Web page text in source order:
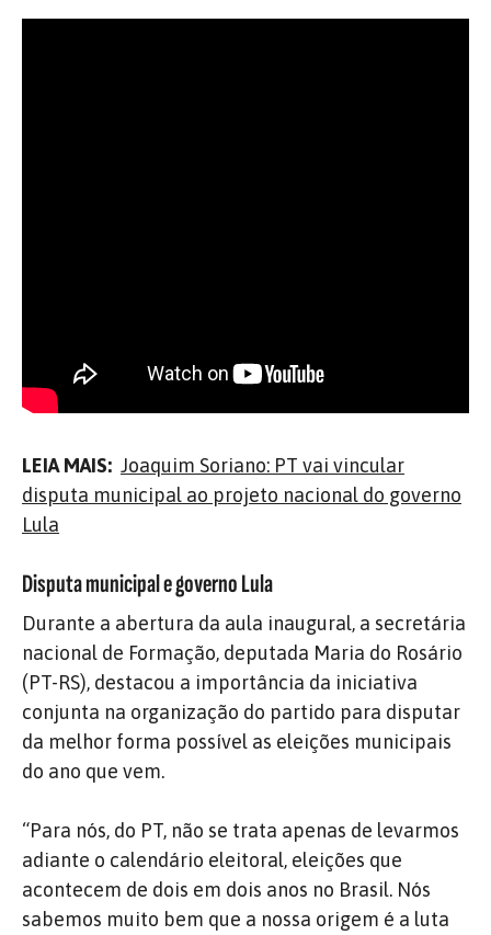
LEIA MAIS: Joaquim Soriano: PT vai vincular
disputa municipal ao projeto nacional do governo
Lula
Disputa municipal e governo Lula
Durante a abertura da aula inaugural, a secretária
nacional de Formação, deputada Maria do Rosário
(PT-RS), destacou a importância da iniciativa
conjunta na organização do partido para disputar
da melhor forma possível as eleições municipais
do ano que vem.
“Para nós, do PT, não se trata apenas de levarmos
adiante o calendário eleitoral, eleições que
acontecem de dois em dois anos no Brasil. Nós
sabemos muito bem que a nossa origem é a luta